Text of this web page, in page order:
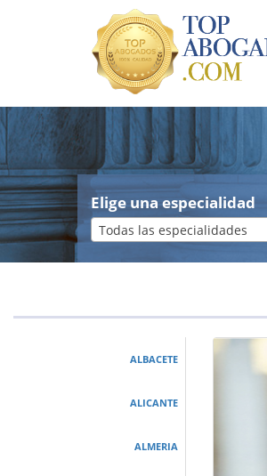
Elige una especialidad
Todas las especialidades
ALBACETE
ALICANTE
ALMERIA